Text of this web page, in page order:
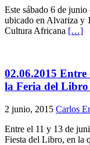
Este sábado 6 de
ubicado en Alvariza y
Cultura Africana […]
02.06.2015 Entre
la Feria del Libro
2 junio, 2015 Carlos
Entre el 11 y 13 de
Fiesta del Libro, en la